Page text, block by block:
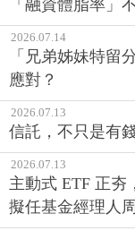
「融資體脂率」
2026.07.14
「兄弟姊妹特留
應對？
2026.07.13
信託，不只是有
2026.07.13
主動式 ETF 正夯
擬任基金經理人